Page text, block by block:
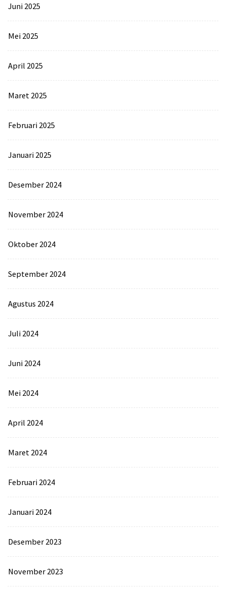
Juni 2025
Mei 2025
April 2025
Maret 2025
Februari 2025
Januari 2025
Desember 2024
November 2024
Oktober 2024
September 2024
Agustus 2024
Juli 2024
Juni 2024
Mei 2024
April 2024
Maret 2024
Februari 2024
Januari 2024
Desember 2023
November 2023